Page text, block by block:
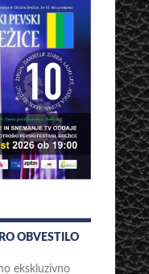
OBVESTILO
ekskluzivno